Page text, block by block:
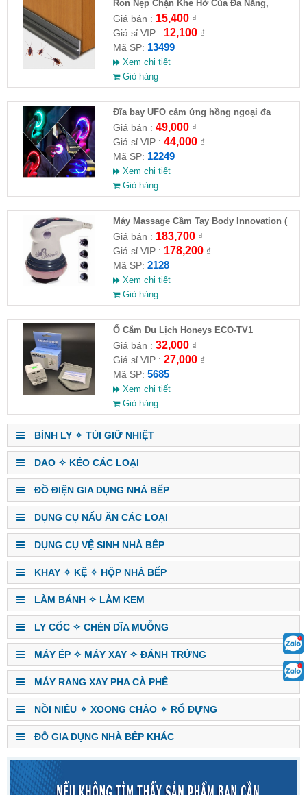
Ron Nẹp Chặn Khe Hở Của Đa Năng,
Chống Côn Trùng( HĐ )
Giá bán : 15,400₫
Giá sỉ VIP : 12,100₫
Mã SP: 13499
Xem chi tiết
Giỏ hàng
Đĩa bay UFO cảm ứng hồng ngoại đa
chiều tự động bay về
Giá bán : 49,000₫
Giá sỉ VIP : 44,000₫
Mã SP: 12249
Xem chi tiết
Giỏ hàng
Máy Massage Cầm Tay Body Innovation (
HĐ )
Giá bán : 183,700₫
Giá sỉ VIP : 178,200₫
Mã SP: 2128
Xem chi tiết
Giỏ hàng
Ổ Cắm Du Lịch Honeys ECO-TV1
Giá bán : 32,000₫
Giá sỉ VIP : 27,000₫
Mã SP: 5685
Xem chi tiết
Giỏ hàng
BÌNH LY ✧ TÚI GIỮ NHIỆT
DAO ✧ KÉO CÁC LOẠI
ĐỒ ĐIỆN GIA DỤNG NHÀ BẾP
DỤNG CỤ NẤU ĂN CÁC LOẠI
DỤNG CỤ VỆ SINH NHÀ BẾP
KHAY ✧ KỆ ✧ HỘP NHÀ BẾP
LÀM BÁNH ✧ LÀM KEM
LY CỐC ✧ CHÉN DĨA MUỖNG
MÁY ÉP ✧ MÁY XAY ✧ ĐÁNH TRỨNG
MÁY RANG XAY PHA CÀ PHÊ
NỒI NIÊU ✧ XOONG CHẢO ✧ RỔ ĐỰNG
ĐỒ GIA DỤNG NHÀ BẾP KHÁC